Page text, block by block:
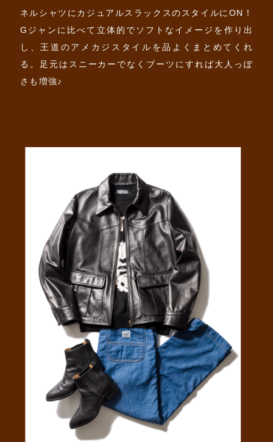
ネルシャツにカジュアルスラックスのスタイルにON！
Gジャンに比べて立体的でソフトなイメージを作り出
し、王道のアメカジスタイルを品よくまとめてくれ
る。足元はスニーカーでなくブーツにすれば大人っぽ
さも増強♪